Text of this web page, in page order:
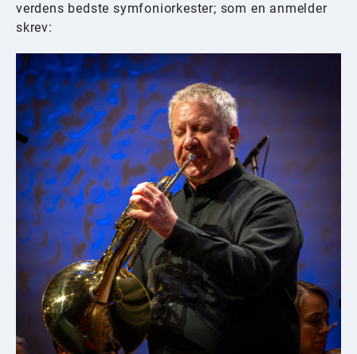
verdens bedste symfoniorkester; som en anmelder
skrev: